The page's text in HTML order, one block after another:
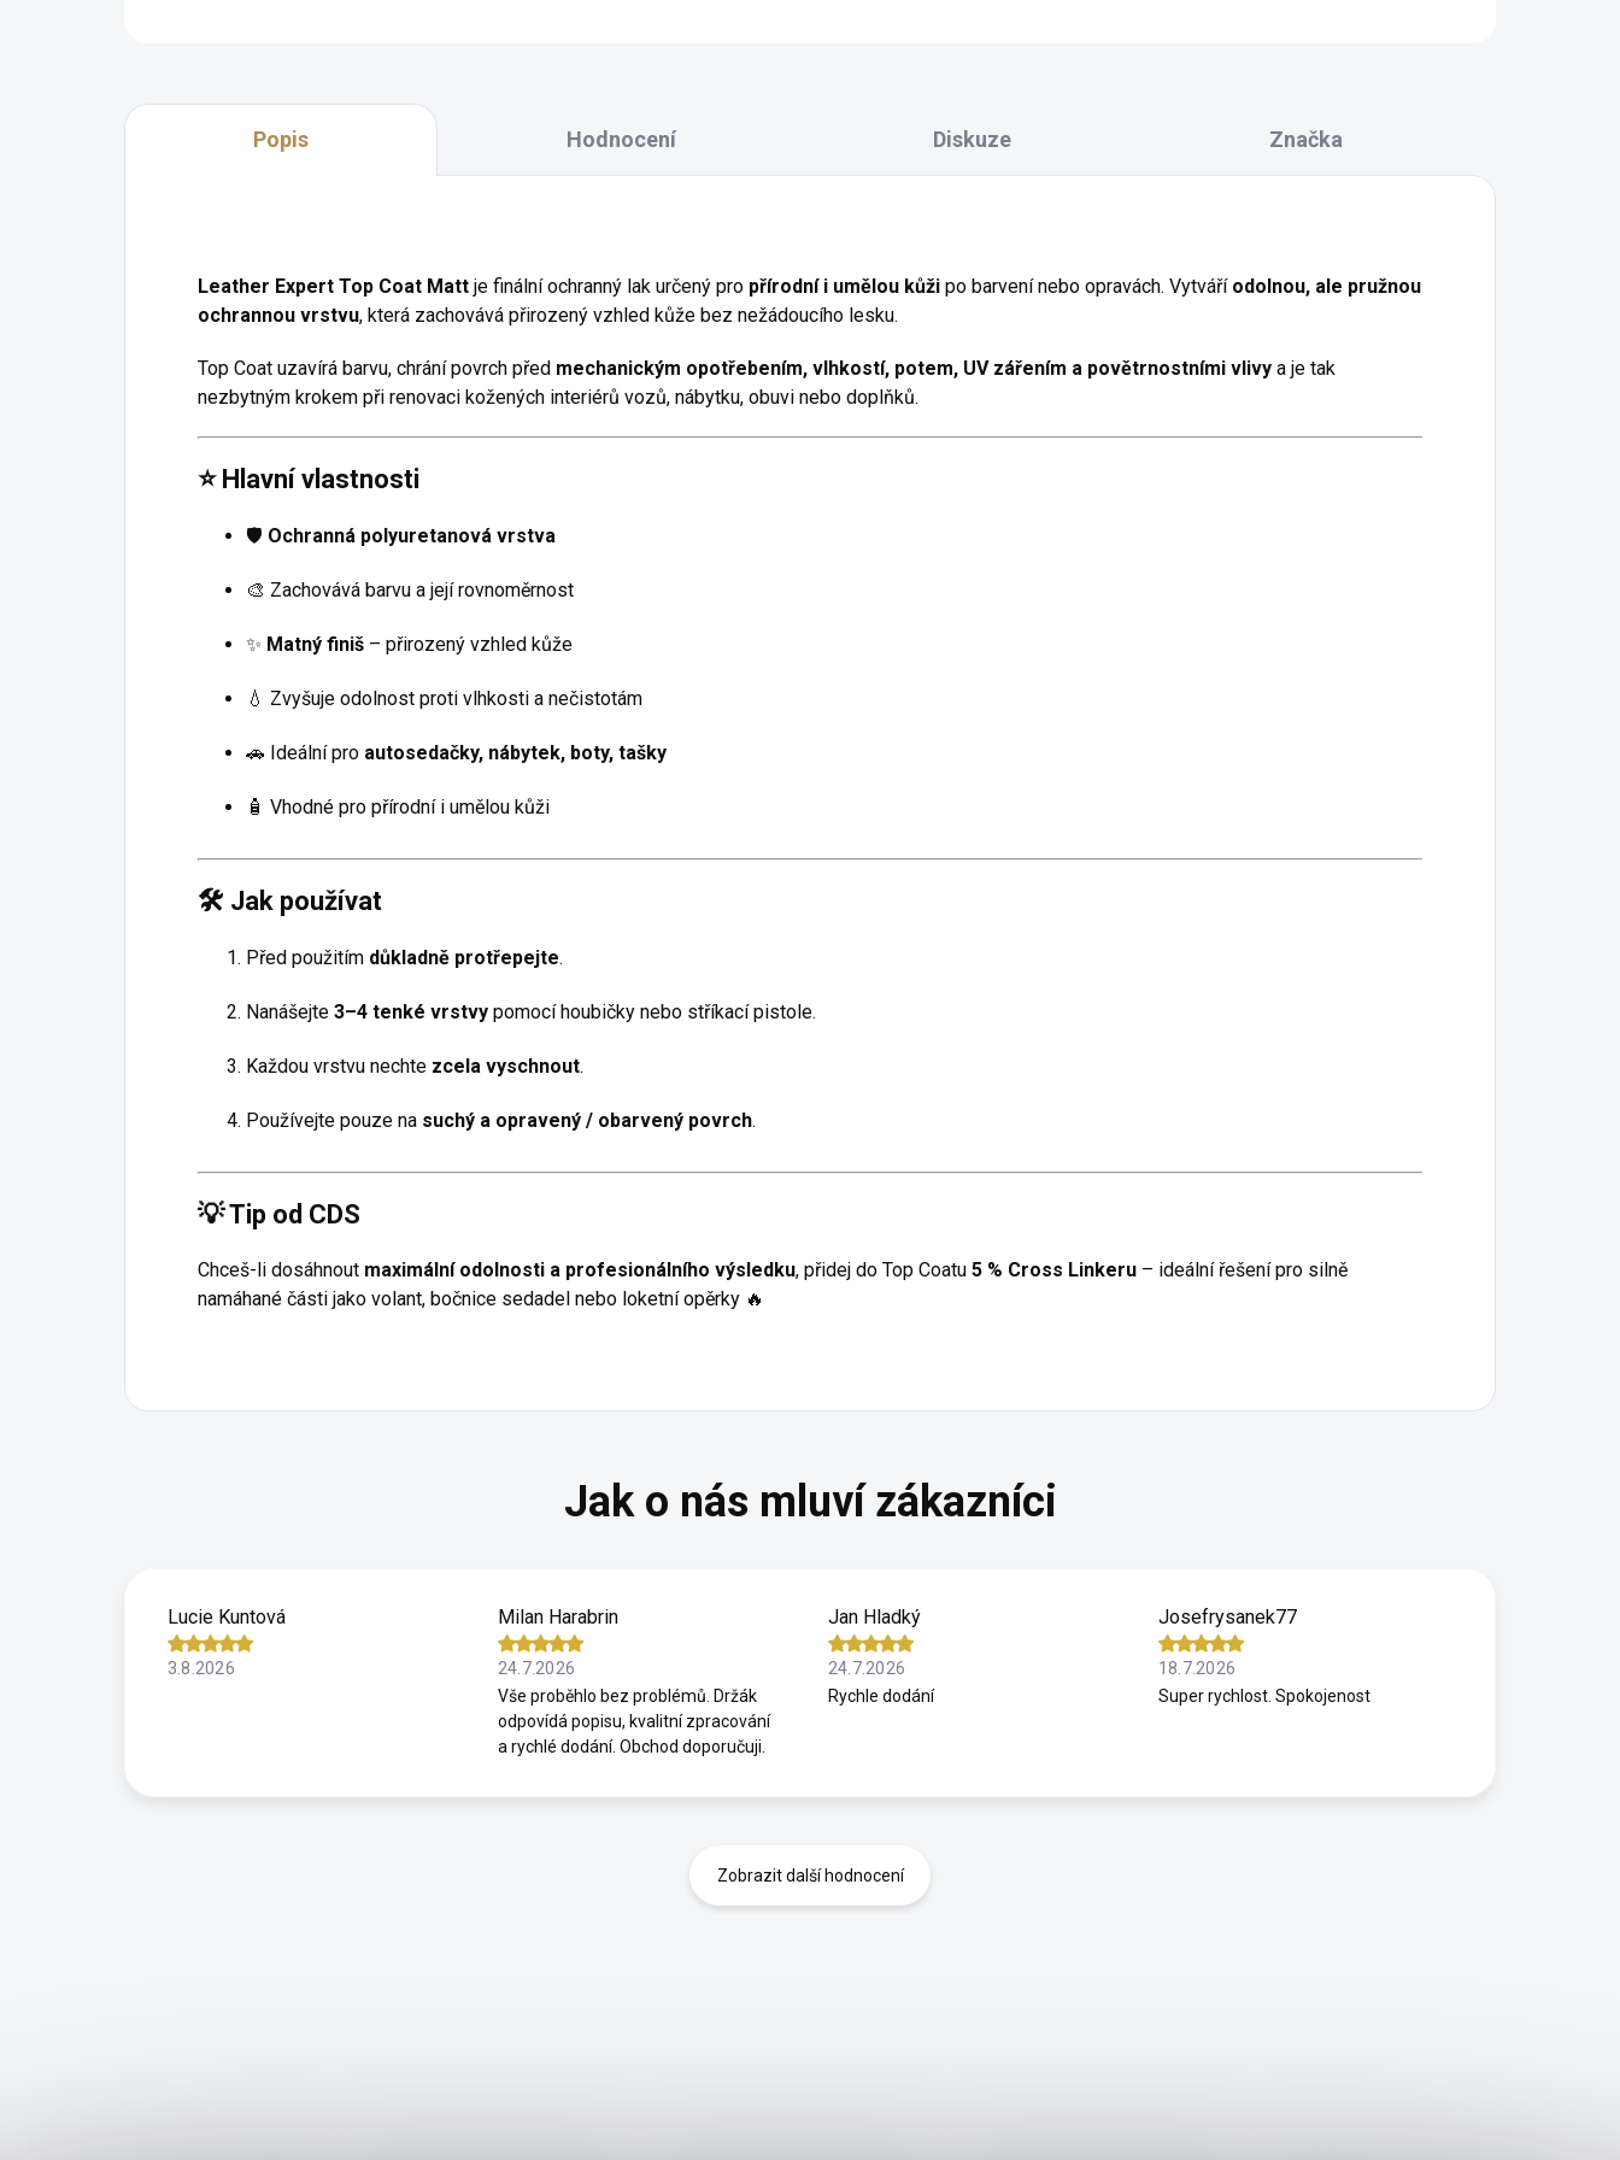
Popis Hodnocení Diskuze Značka
Leather Expert Top Coat Matt je finální ochranný lak určený pro přírodní i umělou kůži po barvení nebo opravách. Vytváří odolnou, ale pružnou
ochrannou vrstvu, která zachovává přirozený vzhled kůže bez nežádoucího lesku.
Top Coat uzavírá barvu, chrání povrch před mechanickým opotřebením, vlhkostí, potem, UV zářením a povětrnostními vlivy a je tak
nezbytným krokem při renovaci kožených interiérů vozů, nábytku, obuvi nebo doplňků.
⭐ Hlavní vlastnosti
🛡️ Ochranná polyuretanová vrstva
🎨 Zachovává barvu a její rovnoměrnost
✨ Matný finiš – přirozený vzhled kůže
💧 Zvyšuje odolnost proti vlhkosti a nečistotám
🚗 Ideální pro autosedačky, nábytek, boty, tašky
🧴 Vhodné pro přírodní i umělou kůži
🛠️ Jak používat
Před použitím důkladně protřepejte.
Nanášejte 3–4 tenké vrstvy pomocí houbičky nebo stříkací pistole.
Každou vrstvu nechte zcela vyschnout.
Používejte pouze na suchý a opravený / obarvený povrch.
💡 Tip od CDS
Chceš-li dosáhnout maximální odolnosti a profesionálního výsledku, přidej do Top Coatu 5 % Cross Linkeru – ideální řešení pro silně
namáhané části jako volant, bočnice sedadel nebo loketní opěrky 🔥
Lucie Kuntová
3.8.2026
Milan Harabrin
24.7.2026
Vše proběhlo bez problémů. Držák
odpovídá popisu, kvalitní zpracování
a rychlé dodání. Obchod doporučuji.
Jan Hladký
24.7.2026
Rychle dodání
Josefrysanek77
18.7.2026
Super rychlost. Spokojenost
Zobrazit další hodnocení